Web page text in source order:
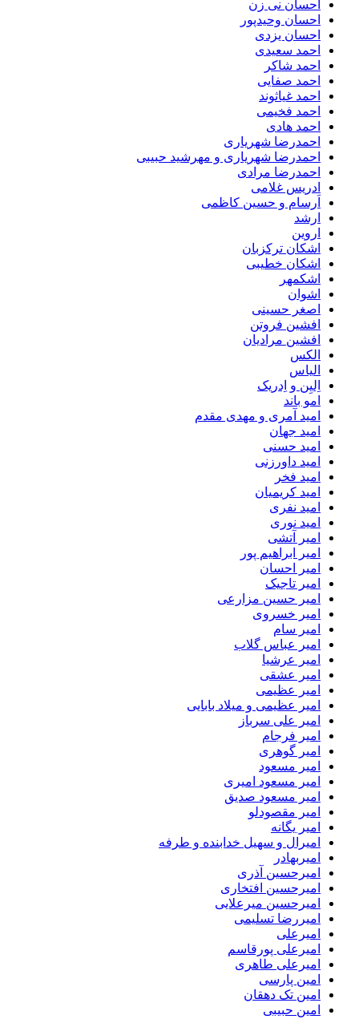
احسان نی زن
احسان وحیدپور
احسان یزدی
احمد سعیدی
احمد شاکر
احمد صفایی
احمد غیاثوند
احمد فخیمی
احمد هادی
احمدرضا شهریاری
احمدرضا شهریاری و مهرشید حبیبی
احمدرضا مرادی
ادریس غلامی
اَرسام و حسین کاظمی
ارشد
اروین
اشکان ترکزبان
اشکان خطیبی
اشکمهر
اشوان
اصغر حسینی
افشین فروتن
افشین مرادیان
الکس
الیاس
اِلیِن و اِدریک
امو باند
امید آمری و مهدی مقدم
امید جهان
امید حسنی
امید داورزنی
امید فخر
امید کریمیان
امید نفری
امید نوری
امیر آتشی
امیر ابراهیم پور
امیر احسان
امیر تاجیک
امیر حسین مزارعی
امیر خسروی
امیر سام
امیر عباس گلاب
امیر عرشیا
امیر عشقی
امیر عظیمی
امیر عظیمی و میلاد بابایی
امیر علی سرباز
امیر فرجام
امیر گوهری
امیر مسعود
امیر مسعود امیری
امیر مسعود صدیق
امیر مقصودلو
امیر یگانه
امیرال و سهیل خدابنده و طرفه
امیربهادر
امیرحسین آذری
امیرحسین افتخاری
امیرحسین میرعلایی
امیررضا تسلیمی
امیرعلی
امیرعلی پورقاسم
امیرعلی طاهری
امین پارسی
امین تک دهقان
امین حبیبی